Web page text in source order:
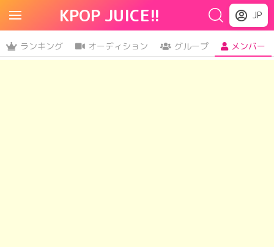
KPOP JUICE!! JP
ランキング オーディション グループ メンバー